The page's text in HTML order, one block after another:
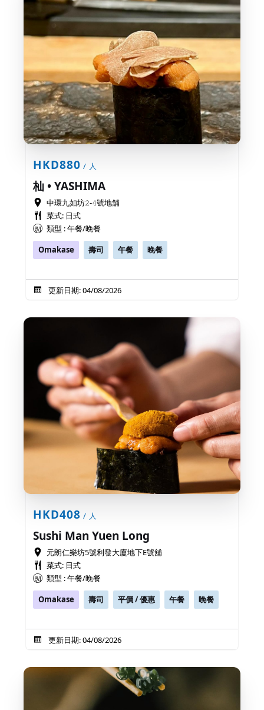
HKD880 / 人
杣 • YASHIMA
中環九如坊𝟸-𝟺號地舖
菜式: 日式
類型 : 午餐/晚餐
Omakase
壽司 午餐 晚餐
更新日期: 04/08/2026
HKD408 / 人
Sushi Man Yuen Long
元朗仁樂坊5號利發大廈地下E號舖
菜式: 日式
類型 : 午餐/晚餐
Omakase
壽司 平價 / 優惠 午餐 晚餐
更新日期: 04/08/2026